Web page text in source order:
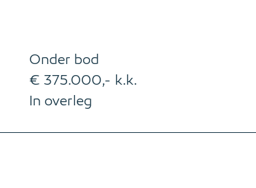
Onder bod
€ 375.000,- k.k.
In overleg